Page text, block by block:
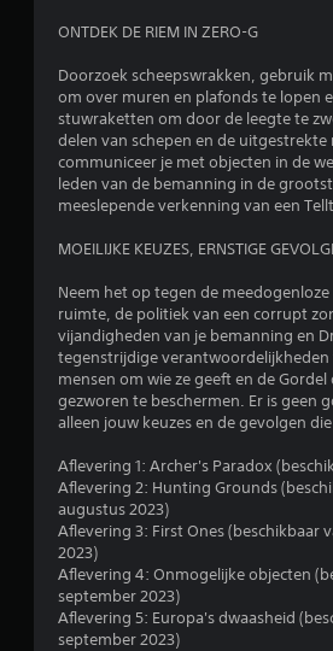
ONTDEK DE RIEM IN ZERO-G
Doorzoek scheepswrakken, gebruik
om over muren en plafonds te lopen
stuwraketten om door de leegte te
delen van schepen en de
communiceer je met objecten in de
leden van de bemanning in de
meeslepende verkenning van een
MOEILIJKE KEUZES, ERNSTIGE
Neem het op tegen de
ruimte, de politiek van een corrupt
vijandigheden van je bemanning en
tegenstrijdige
mensen om wie ze geeft en de Gordel
gezworen te beschermen. Er is geen
alleen jouw keuzes en de gevolgen
Aflevering 1: Archer's Paradox
Aflevering 2: Hunting Grounds
augustus 2023)
Aflevering 3: First Ones (beschikbaar
2023)
Aflevering 4: Onmogelijke objecten
september 2023)
Aflevering 5: Europa's dwaasheid
september 2023)